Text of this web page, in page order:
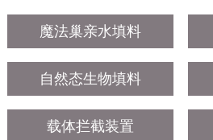
魔法巢亲水填料
自然态生物填料
载体拦截装置